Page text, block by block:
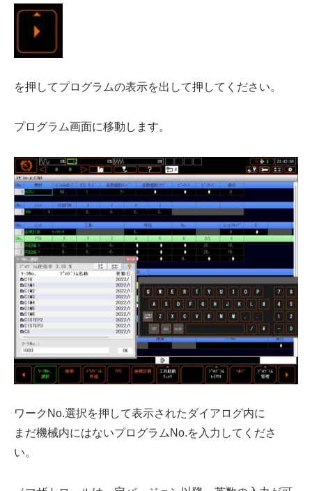
を押してプログラムの表示を出して押してください。
プログラム画面に移動します。
ワークNo.選択を押して表示されたダイアログ内に
まだ機械内にはないプログラムNo.を入力してくださ
い。